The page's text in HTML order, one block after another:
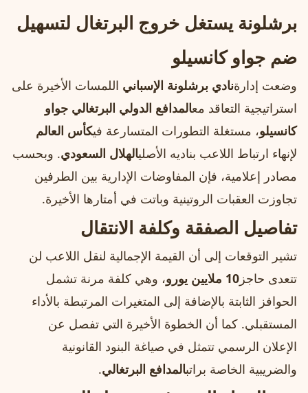
برشلونة يستغل خروج البرتغال لتسهيل
ضم جواو كانسيلو
وضعت إدارةنادي برشلونة الإسباني اللمسات الأخيرة على
استراتيجية التعاقد معالمدافع الدولي البرتغالي جواو
كانسيلو، مستغلة التطورات المتسارعة فيكأس العالم
لإنهاء ارتباط اللاعب بناديه الأصليالهلال السعودي. وبحسب
مصادر إعلامية، فإن المفاوضات الإدارية بين الطرفين
تجاوزت العقبات الروتينية وباتت في أمتارها الأخيرة.
تفاصيل الصفقة وكلفة الانتقال
تشير التوقعات إلى أن القيمة الإجمالية لنقل اللاعب لن
تتعدى حاجز 10 ملايين يورو
، وهي كلفة مرنة تشمل
الحوافز الثابتة بالإضافة إلى المتغيرات المرتبطة بالأداء
المستقبلي. كما أن الخطوة الأخيرة التي تفصل عن
الإعلان الرسمي تتمثل في صياغة البنود القانونية
والضريبية الخاصة براتبالمدافع البرتغالي.